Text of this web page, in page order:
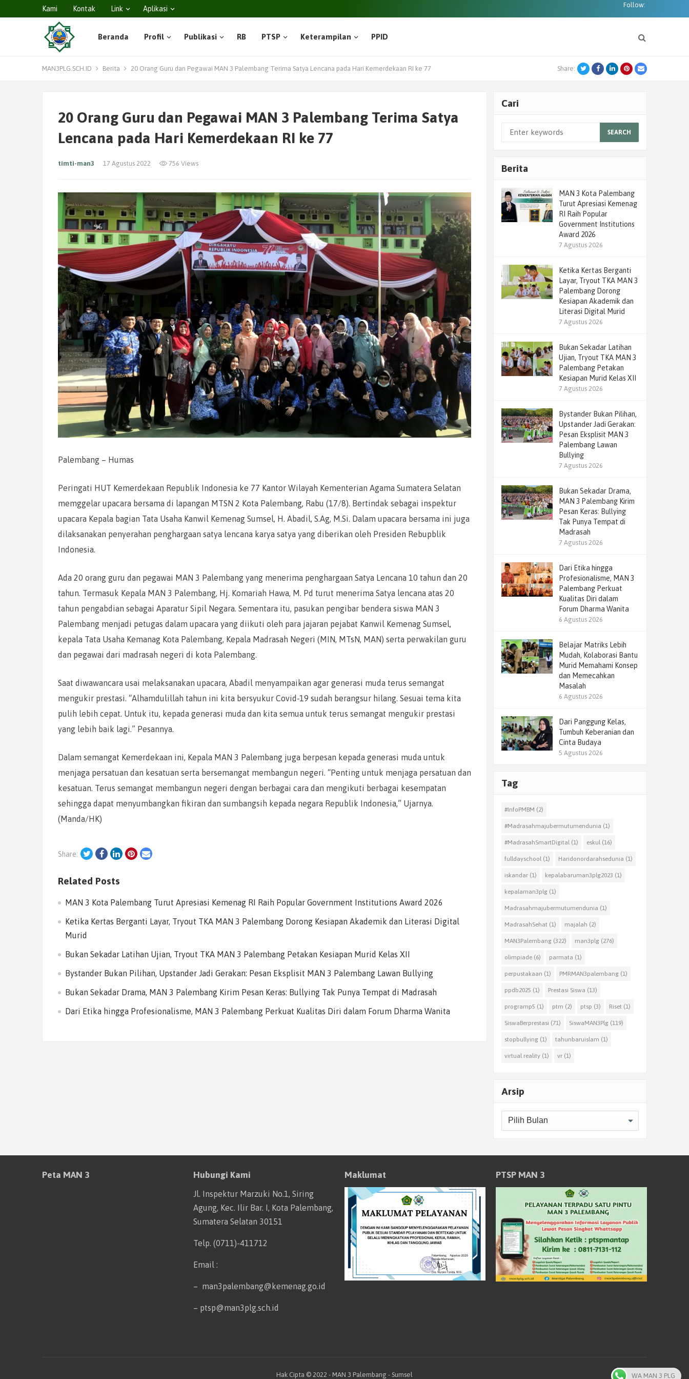
Kami Kontak Link Aplikasi Follow:
Beranda Profil Publikasi RB PTSP Keterampilan PPID
MAN3PLG.SCH.ID Berita 20 Orang Guru dan Pegawai MAN 3 Palembang Terima Satya Lencana pada Hari Kemerdekaan RI ke 77 Share: TwitterFacebookLinkedInPinterest
Email
20 Orang Guru dan Pegawai MAN 3 Palembang Terima Satya
Lencana pada Hari Kemerdekaan RI ke 77
timti-man3 17 Agustus 2022 756 Views
Palembang – Humas
Peringati HUT Kemerdekaan Republik Indonesia ke 77 Kantor Wilayah Kementerian Agama Sumatera Selatan
memggelar upacara bersama di lapangan MTSN 2 Kota Palembang, Rabu (17/8). Bertindak sebagai inspektur
upacara Kepala bagian Tata Usaha Kanwil Kemenag Sumsel, H. Abadil, S.Ag, M.Si. Dalam upacara bersama ini juga
dilaksanakan penyerahan penghargaan satya lencana karya satya yang diberikan oleh Presiden Rebupblik
Indonesia.
Ada 20 orang guru dan pegawai MAN 3 Palembang yang menerima penghargaan Satya Lencana 10 tahun dan 20
tahun. Termasuk Kepala MAN 3 Palembang, Hj. Komariah Hawa, M. Pd turut menerima Satya lencana atas 20
tahun pengabdian sebagai Aparatur Sipil Negara. Sementara itu, pasukan pengibar bendera siswa MAN 3
Palembang menjadi petugas dalam upacara yang diikuti oleh para jajaran pejabat Kanwil Kemenag Sumsel,
kepala Tata Usaha Kemanag Kota Palembang, Kepala Madrasah Negeri (MIN, MTsN, MAN) serta perwakilan guru
dan pegawai dari madrasah negeri di kota Palembang.
Saat diwawancara usai melaksanakan upacara, Abadil menyampaikan agar generasi muda terus semangat
mengukir prestasi. “Alhamdulillah tahun ini kita bersyukur Covid-19 sudah berangsur hilang. Sesuai tema kita
pulih lebih cepat. Untuk itu, kepada generasi muda dan kita semua untuk terus semangat mengukir prestasi
yang lebih baik lagi.” Pesannya.
Dalam semangat Kemerdekaan ini, Kepala MAN 3 Palembang juga berpesan kepada generasi muda untuk
menjaga persatuan dan kesatuan serta bersemangat membangun negeri. “Penting untuk menjaga persatuan dan
kesatuan. Terus semangat membangun negeri dengan berbagai cara dan mengikuti berbagai kesempatan
sehingga dapat menyumbangkan fikiran dan sumbangsih kepada negara Republik Indonesia,” Ujarnya.
(Manda/HK)
Share: TwitterFacebook
LinkedIn
Pinterest
Email
Related Posts
MAN 3 Kota Palembang Turut Apresiasi Kemenag RI Raih Popular Government Institutions Award 2026
Ketika Kertas Berganti Layar, Tryout TKA MAN 3 Palembang Dorong Kesiapan Akademik dan Literasi Digital
Murid
Bukan Sekadar Latihan Ujian, Tryout TKA MAN 3 Palembang Petakan Kesiapan Murid Kelas XII
Bystander Bukan Pilihan, Upstander Jadi Gerakan: Pesan Eksplisit MAN 3 Palembang Lawan Bullying
Bukan Sekadar Drama, MAN 3 Palembang Kirim Pesan Keras: Bullying Tak Punya Tempat di Madrasah
Dari Etika hingga Profesionalisme, MAN 3 Palembang Perkuat Kualitas Diri dalam Forum Dharma Wanita
Cari
SEARCH
Berita
MAN 3 Kota Palembang
Turut Apresiasi Kemenag
RI Raih Popular
Government Institutions
Award 2026
7 Agustus 2026
Ketika Kertas Berganti
Layar, Tryout TKA MAN 3
Palembang Dorong
Kesiapan Akademik dan
Literasi Digital Murid
7 Agustus 2026
Bukan Sekadar Latihan
Ujian, Tryout TKA MAN 3
Palembang Petakan
Kesiapan Murid Kelas XII
7 Agustus 2026
Bystander Bukan Pilihan,
Upstander Jadi Gerakan:
Pesan Eksplisit MAN 3
Palembang Lawan
Bullying
7 Agustus 2026
Bukan Sekadar Drama,
MAN 3 Palembang Kirim
Pesan Keras: Bullying
Tak Punya Tempat di
Madrasah
7 Agustus 2026
Dari Etika hingga
Profesionalisme, MAN 3
Palembang Perkuat
Kualitas Diri dalam
Forum Dharma Wanita
6 Agustus 2026
Belajar Matriks Lebih
Mudah, Kolaborasi Bantu
Murid Memahami Konsep
dan Memecahkan
Masalah
6 Agustus 2026
Dari Panggung Kelas,
Tumbuh Keberanian dan
Cinta Budaya
5 Agustus 2026
Tag
#InfoPMBM (2)
#Madrasahmajubermutumendunia (1)
#MadrasahSmartDigital (1) eskul (16)
fulldayschool (1) Haridonordarahsedunia (1)
iskandar (1) kepalabaruman3plg2023 (1)
kepalaman3plg (1)
Madrasahmajubermutumendunia (1)
MadrasahSehat (1) majalah (2)
MAN3Palembang (322) man3plg (276)
olimpiade (6) parmata (1)
perpustakaan (1) PMRMAN3palembang (1)
ppdb2025 (1) Prestasi Siswa (13)
programp5 (1) ptm (2) ptsp (3) Riset (1)
SiswaBerprestasi (71) SiswaMAN3Plg (119)
stopbullying (1) tahunbaruislam (1)
virtual reality (1) vr (1)
Arsip
Arsip
Peta MAN 3 Hubungi Kami
Jl. Inspektur Marzuki No.1, Siring
Agung, Kec. Ilir Bar. I, Kota Palembang,
Sumatera Selatan 30151
Telp. (0711)-411712
Email :
– man3palembang@kemenag.go.id
– ptsp@man3plg.sch.id
Maklumat PTSP MAN 3
Hak Cipta © 2022 - MAN 3 Palembang - Sumsel WA MAN 3 PLG